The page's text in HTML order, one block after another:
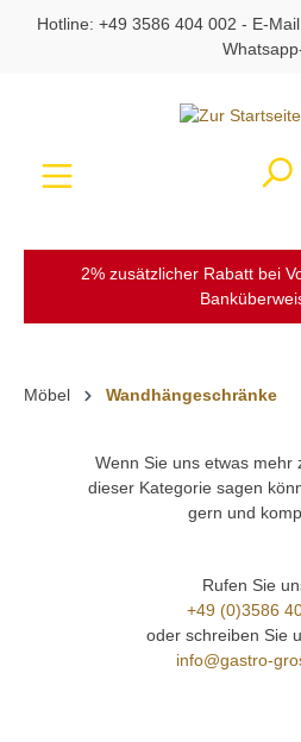
springen
Hotline: +49 3586 404 002 - E-
2% zusätzlicher Rabatt bei
Möbel Wandhängeschränke
Wenn Sie uns etwas mehr
dieser Kategorie sagen
gern und
Rufen Sie
+49 (0)3586
oder schreiben Sie
info@gastro-